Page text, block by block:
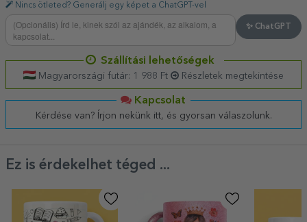
Nincs ötleted? Generálj egy képet a ChatGPT-vel
✨ ChatGPT
Szállítási lehetőségek
Magyarországi futár: 1 988 Ft Részletek megtekintése
Kapcsolat
Kérdése van? Írjon nekünk itt, és gyorsan válaszolunk.
Ez is érdekelhet téged ...